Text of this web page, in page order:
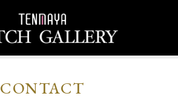
CONTACT